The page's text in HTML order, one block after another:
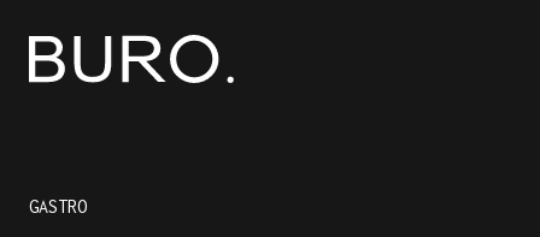
GASTRO